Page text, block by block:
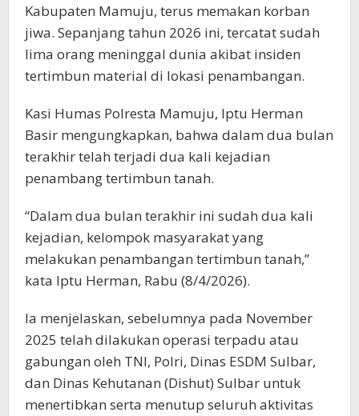
Kabupaten Mamuju, terus memakan korban
jiwa. Sepanjang tahun 2026 ini, tercatat sudah
lima orang meninggal dunia akibat insiden
tertimbun material di lokasi penambangan.
Kasi Humas Polresta Mamuju, Iptu Herman
Basir mengungkapkan, bahwa dalam dua bulan
terakhir telah terjadi dua kali kejadian
penambang tertimbun tanah.
“Dalam dua bulan terakhir ini sudah dua kali
kejadian, kelompok masyarakat yang
melakukan penambangan tertimbun tanah,”
kata Iptu Herman, Rabu (8/4/2026).
Ia menjelaskan, sebelumnya pada November
2025 telah dilakukan operasi terpadu atau
gabungan oleh TNI, Polri, Dinas ESDM Sulbar,
dan Dinas Kehutanan (Dishut) Sulbar untuk
menertibkan serta menutup seluruh aktivitas